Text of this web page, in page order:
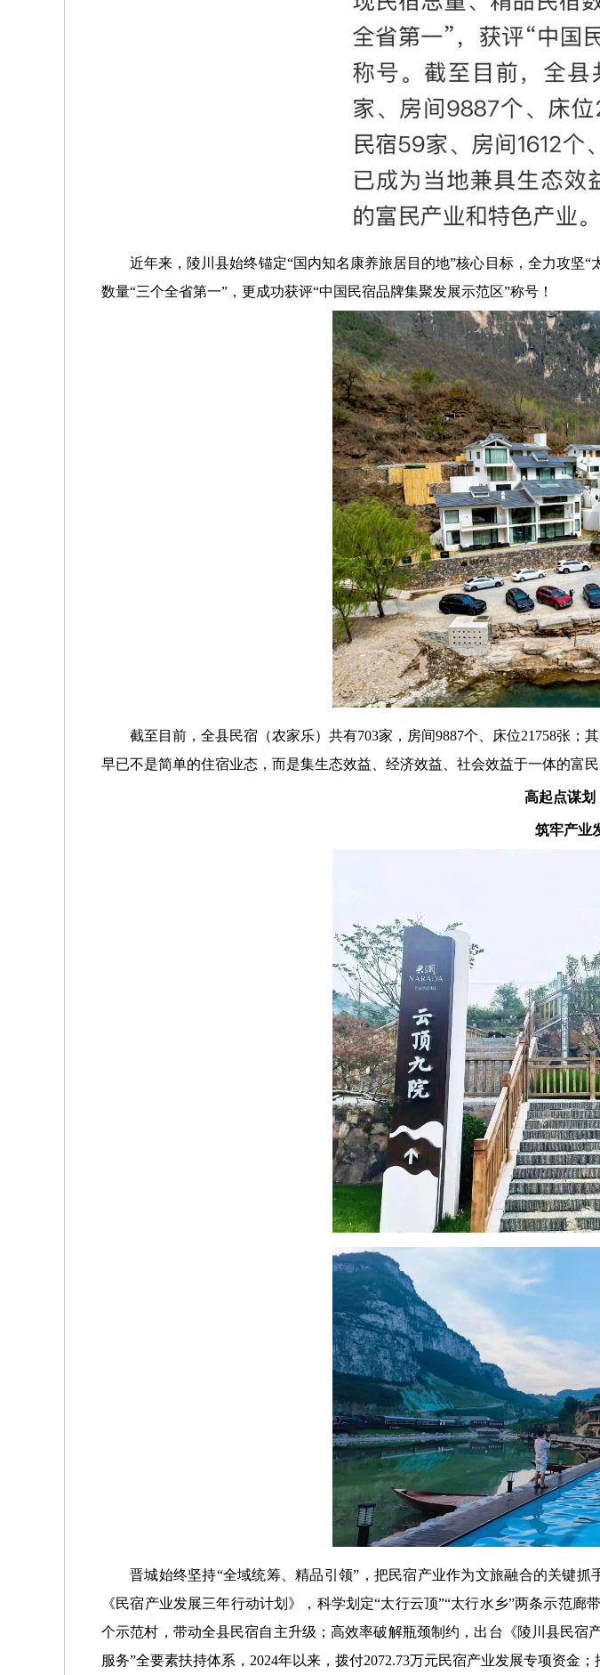
近年来， 陵川县始终锚定“国内知名康养旅居目的地”核心目标， 全力攻坚“
数量“三个全省第一”， 更成功获评“中国民宿品牌集聚发展示范区”称号！
截至目前，全县民宿（农家乐）共有703家，房间9887个、床位21758张；
早已不是简单的住宿业态，而是集生态效益、经济效益、社会效益于一体的富
高起点谋
筑牢产业
晋城始终坚持“全域统筹、精品引领”，把民宿产业作为文旅融合的关键
《民宿产业发展三年行动计划》，科学划定“太行云顶”“太行水乡”两条示范
个示范村，带动全县民宿自主升级；高效率破解瓶颈制约，出台《陵川县民
服务”全要素扶持体系，2024年以来，拨付2072.73万元民宿产业发展专项资金